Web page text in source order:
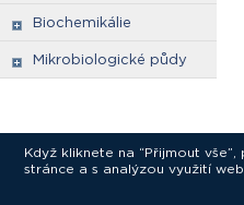
Biochemikálie
Mikrobiologické půdy
Když kliknete na “Přijmout
stránce a s analýzou využití